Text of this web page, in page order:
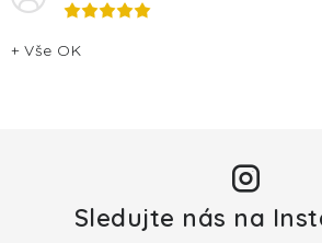
+ Vše OK
Sledujte nás na